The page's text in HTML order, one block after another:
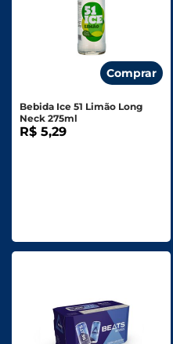
Comprar
Bebida Ice 51 Limão Long
Neck 275ml
R$ 5,29